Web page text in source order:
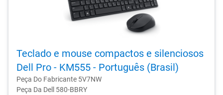
Teclado e mouse compactos e silenciosos
Dell Pro - KM555 - Português (Brasil)
Peça Do Fabricante 5V7NW
Peça Da Dell 580-BBRY